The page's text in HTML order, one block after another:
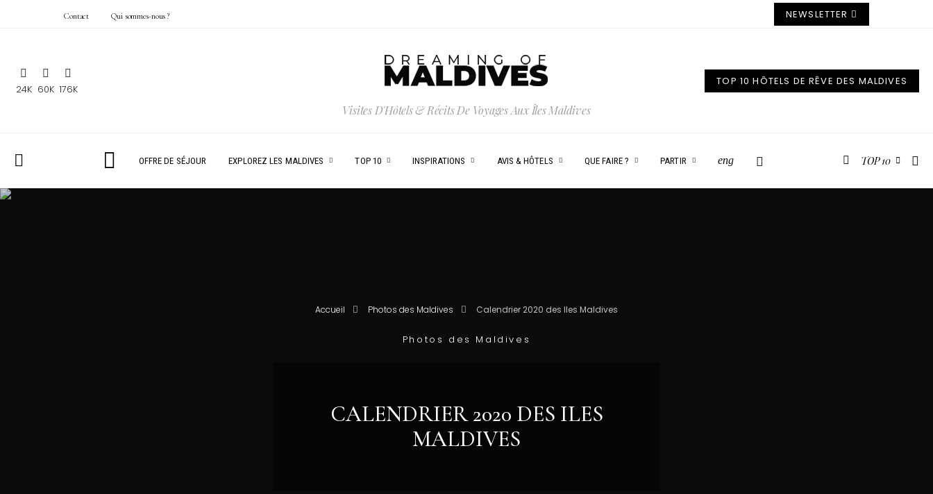
Contact Qui sommes-nous ? NEWSLETTER
24K 60K 176K
Visites D'Hôtels & Récits De Voyages Aux Îles Maldives
TOP 10 HÔTELS DE RÊVE DES MALDIVES
OFFRE DE SÉJOUR EXPLOREZ LES MALDIVES TOP 10 INSPIRATIONS AVIS & HÔTELS QUE FAIRE ? PARTIR eng TOP 10
Accueil Photos des Maldives Calendrier 2020 des Iles Maldives
Photos des Maldives
CALENDRIER 2020 DES ILES
MALDIVES